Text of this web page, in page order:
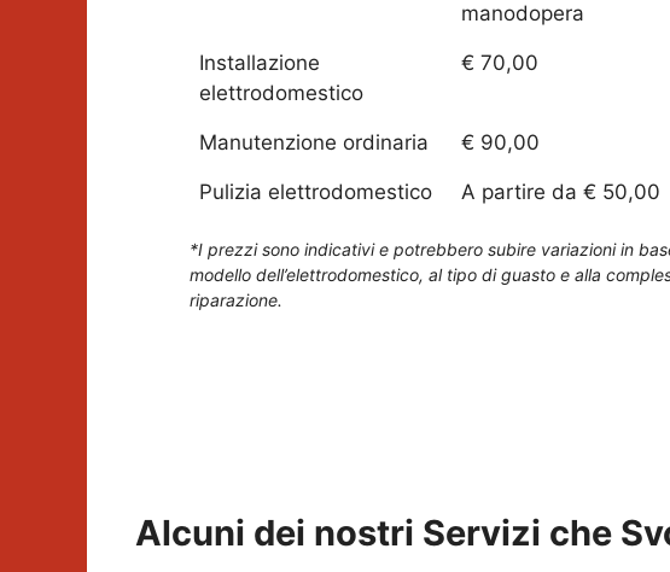
manodopera
Installazione
elettrodomestico
€ 70,00
Manutenzione ordinaria € 90,00
Pulizia elettrodomestico A partire da € 50,00
*I prezzi sono indicativi e potrebbero subire variazioni in
modello dell’elettrodomestico, al tipo di guasto e alla
riparazione.
Alcuni dei nostri Servizi che